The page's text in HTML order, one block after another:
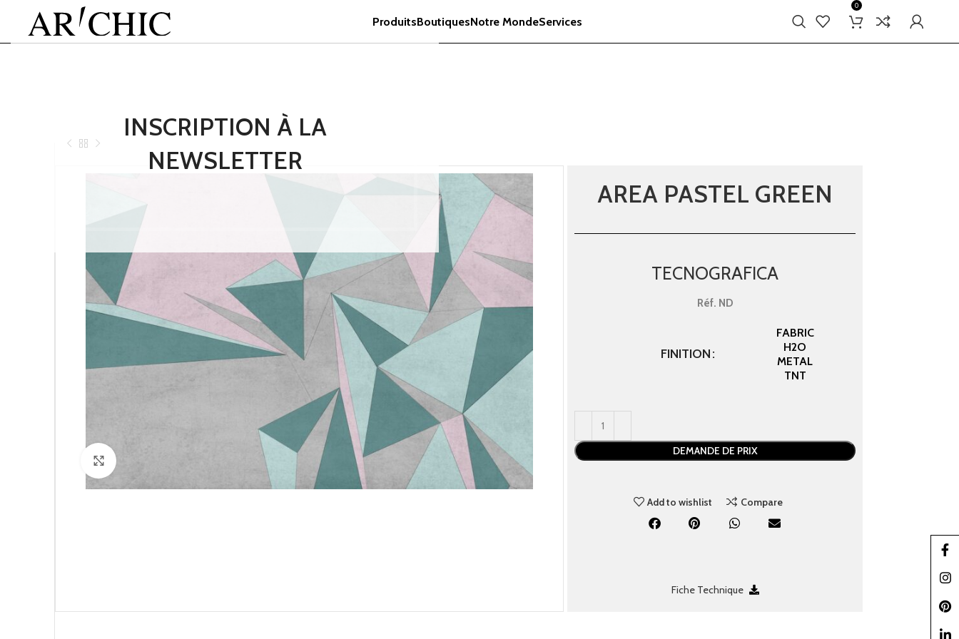
INSCRIPTION À LA
NEWSLETTER
ProduitsBoutiquesNotre MondeServices
0
AREA PASTEL GREEN
TECNOGRAFICA
Réf. ND
FINITION
FABRIC
H2O
METAL
TNT
DEMANDE DE PRIX
Add to wishlist Compare
Fiche Technique